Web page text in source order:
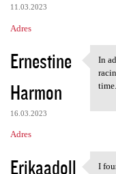
11.03.2023
Adres
Ernestine
Harmon
16.03.2023
Adres
In
In
time.
Erikaadoll
I